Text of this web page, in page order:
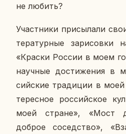
не любить?
Участ­ни­ки при­сы­ла­ли
те­ра­тур­ные за­ри­сов­ки
«Краски России в моем
на­уч­ные до­сти­же­ния в
сий­ские тра­ди­ции в
те­рес­ное рос­сий­ское
моей стране», «Мост
доброе со­сед­ство»,